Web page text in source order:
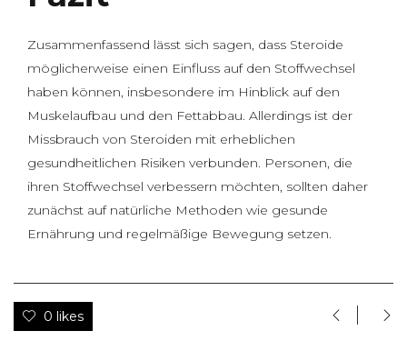
Zusammenfassend lässt sich sagen, dass Steroide
möglicherweise einen Einfluss auf den Stoffwechsel
haben können, insbesondere im Hinblick auf den
Muskelaufbau und den Fettabbau. Allerdings ist der
Missbrauch von Steroiden mit erheblichen
gesundheitlichen Risiken verbunden. Personen, die
ihren Stoffwechsel verbessern möchten, sollten daher
zunächst auf natürliche Methoden wie gesunde
Ernährung und regelmäßige Bewegung setzen.
0 likes